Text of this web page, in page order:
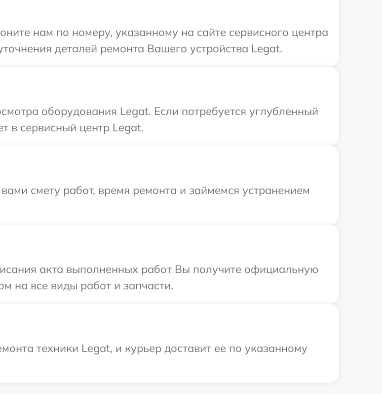
нам по номеру, указанному на сайте сервисного центра
деталей ремонта Вашего устройства Legat.
оборудования Legat. Если потребуется углубленный
в сервисный центр Legat.
смету работ, время ремонта и займемся устранением
акта выполненных работ Вы получите официальную
на все виды работ и запчасти.
техники Legat, и курьер доставит ее по указанному